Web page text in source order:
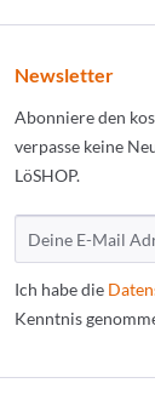
Newsletter
Abonniere den
verpasse keine
LöSHOP.
Ich habe die
Kenntnis